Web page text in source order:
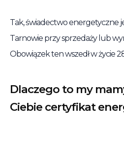
Tak, świadectwo energetyczne
Tarnowie przy sprzedaży lub
Obowiązek ten wszedł w życie
Dlaczego to my
Ciebie certyfikat